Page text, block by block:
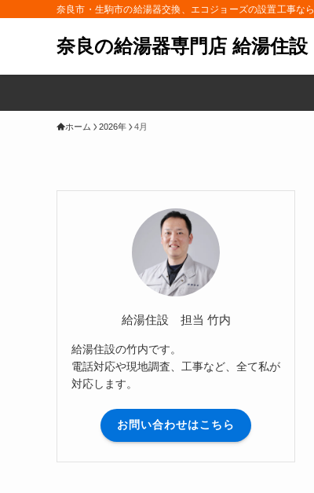
奈良市・生駒市の給湯器交換、エコジョーズの設置工事なら
奈良の給湯器専門店 給湯住設
ホーム 2026年 4月
給湯住設 担当 竹内
給湯住設の竹内です。
電話対応や現地調査、工事など、全て私が
対応します。
お問い合わせはこちら